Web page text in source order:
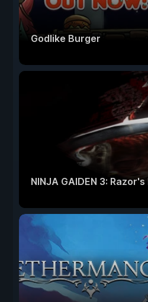
Godlike Burger
NINJA GAIDEN 3: Razor's